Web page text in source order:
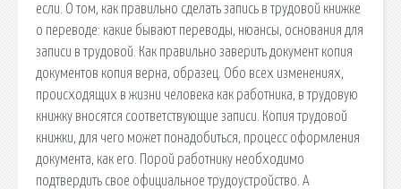
если. О том, как правильно сделать запись в трудовой книжке
о переводе: какие бывают переводы, нюансы, основания для
записи в трудовой. Как правильно заверить документ копия
документов копия верна, образец. Обо всех изменениях,
происходящих в жизни человека как работника, в трудовую
книжку вносятся соответствующие записи. Копия трудовой
книжки, для чего может понадобиться, процесс оформления
документа, как его. Порой работнику необходимо
подтвердить свое официальное трудоустройство. А